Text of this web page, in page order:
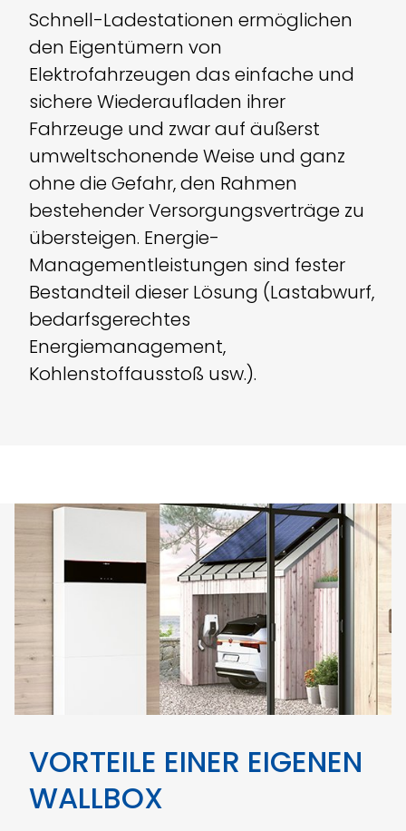
Schnell-Ladestationen ermöglichen
den Eigentümern von
Elektrofahrzeugen das einfache und
sichere Wiederaufladen ihrer
Fahrzeuge und zwar auf äußerst
umweltschonende Weise und ganz
ohne die Gefahr, den Rahmen
bestehender Versorgungsverträge zu
übersteigen. Energie-
Managementleistungen sind fester
Bestandteil dieser Lösung (Lastabwurf,
bedarfsgerechtes
Energiemanagement,
Kohlenstoffausstoß usw.).
VORTEILE EINER EIGENEN
WALLBOX